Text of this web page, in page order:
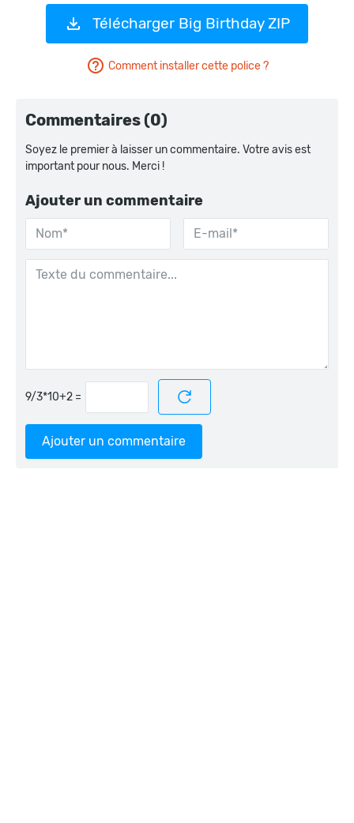
Télécharger Big Birthday ZIP
Comment installer cette police ?
Commentaires (0)
Soyez le premier à laisser un commentaire. Votre avis est
important pour nous. Merci !
Ajouter un commentaire
=
Ajouter un commentaire